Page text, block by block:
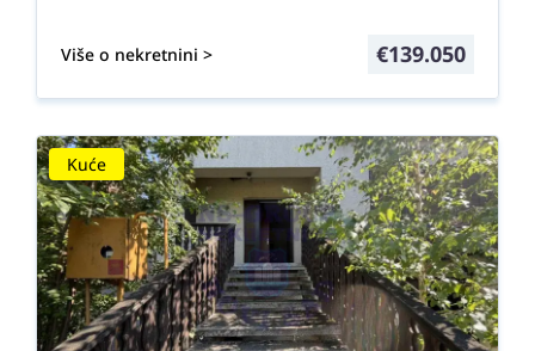
Više o nekretnini > €139.050
Kuće